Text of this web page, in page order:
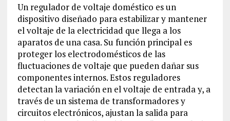
Un regulador de voltaje doméstico es un
dispositivo diseñado para estabilizar y mantener
el voltaje de la electricidad que llega a los
aparatos de una casa. Su función principal es
proteger los electrodomésticos de las
fluctuaciones de voltaje que pueden dañar sus
componentes internos. Estos reguladores
detectan la variación en el voltaje de entrada y, a
través de un sistema de transformadores y
circuitos electrónicos, ajustan la salida para